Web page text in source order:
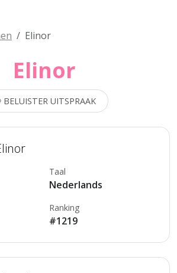
Elinor
Elinor
BELUISTER UITSPRAAK
Taal
Nederlands
Ranking
#1219